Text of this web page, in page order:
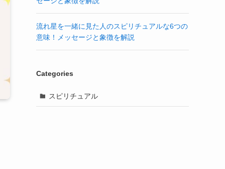
流れ星を一緒に見た人のスピリチュアルな6つの
意味！メッセージと象徴を解説
Categories
スピリチュアル